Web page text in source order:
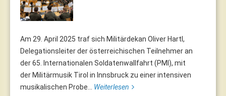
Am 29. April 2025 traf sich Militärdekan Oliver Hartl,
Delegationsleiter der österreichischen Teilnehmer an
der 65. Internationalen Soldatenwallfahrt (PMI), mit
der Militärmusik Tirol in Innsbruck zu einer intensiven
musikalischen Probe... Weiterlesen